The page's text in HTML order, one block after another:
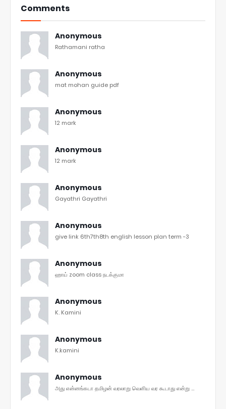
Comments
Anonymous
Rathamani ratha
Anonymous
mat mohan guide pdf
Anonymous
12 mark
Anonymous
12 mark
Anonymous
Gayathri Gayathri
Anonymous
give link 6th7th8th english lesson plan term -3
Anonymous
ஹாய் zoom class நடக்குமா
Anonymous
K. Kamini
Anonymous
K.kamini
Anonymous
அது என்னங்கடா தமிழன் வரலாறு வெளிய வர கூடாது என்று ...